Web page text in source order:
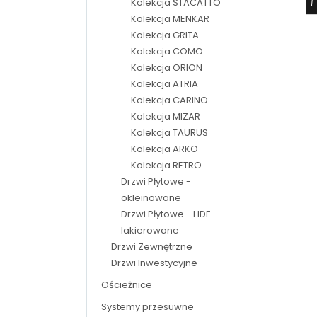
Kolekcja MENKAR
Kolekcja GRITA
Kolekcja COMO
Kolekcja ORION
Kolekcja ATRIA
Kolekcja CARINO
Kolekcja MIZAR
Kolekcja TAURUS
Kolekcja ARKO
Kolekcja RETRO
Drzwi Płytowe -
okleinowane
Drzwi Płytowe - HDF
lakierowane
Drzwi Zewnętrzne
Drzwi Inwestycyjne
Ościeżnice
Systemy przesuwne